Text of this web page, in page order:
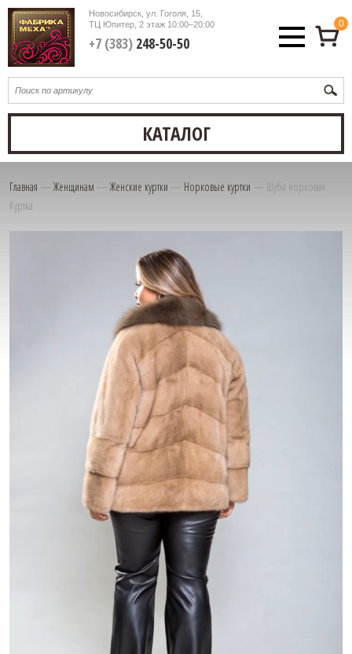
Новосибирск, ул. Гоголя, 15,
ТЦ Юпитер, 2 этаж10:00–20:00
+7 (383)248-50-50
0
КАТАЛОГ
Главная — Женщинам — Женские куртки — Норковые куртки — Шуба норковая.
Куртка